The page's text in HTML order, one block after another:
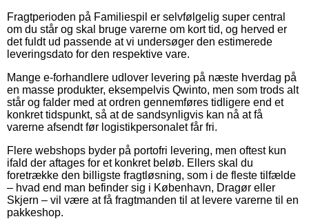
Fragtperioden på Familiespil er selvfølgelig super central
om du står og skal bruge varerne om kort tid, og herved er
det fuldt ud passende at vi undersøger den estimerede
leveringsdato for den respektive vare.
Mange e-forhandlere udlover levering på næste hverdag på
en masse produkter, eksempelvis Qwinto, men som trods alt
står og falder med at ordren gennemføres tidligere end et
konkret tidspunkt, så at de sandsynligvis kan nå at få
varerne afsendt før logistikpersonalet får fri.
Flere webshops byder på portofri levering, men oftest kun
ifald der aftages for et konkret beløb. Ellers skal du
foretrække den billigste fragtløsning, som i de fleste tilfælde
– hvad end man befinder sig i København, Dragør eller
Skjern – vil være at få fragtmanden til at levere varerne til en
pakkeshop.